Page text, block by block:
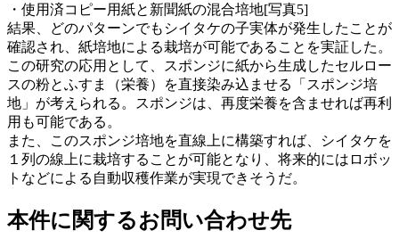
・使用済コピー用紙と新聞紙の混合培地[写真5]
結果、どのパターンでもシイタケの子実体が発生したことが
確認され、紙培地による栽培が可能であることを実証した。
この研究の応用として、スポンジに紙から生成したセルロー
スの粉とふすま（栄養）を直接染み込ませる「スポンジ培
地」が考えられる。スポンジは、再度栄養を含ませれば再利
用も可能である。
また、このスポンジ培地を直線上に構築すれば、シイタケを
１列の線上に栽培することが可能となり、将来的にはロボッ
トなどによる自動収穫作業が実現できそうだ。
本件に関するお問い合わせ先